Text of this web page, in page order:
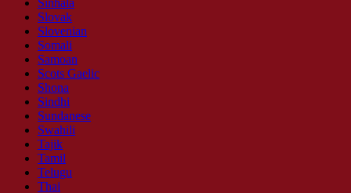
Sinhala
Slovak
Slovenian
Somali
Samoan
Scots Gaelic
Shona
Sindhi
Sundanese
Swahili
Tajik
Tamil
Telugu
Thai